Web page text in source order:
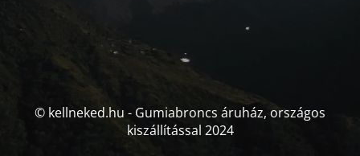
© kellneked.hu - Gumiabroncs áruház, országos
kiszállítással 2024